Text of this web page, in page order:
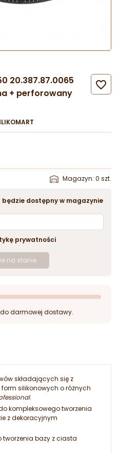
20.387.87.0065
+ perforowany

Magazyn: 0 szt.
dostępny w magazynie
prywatności
na stanie
do darmowej dostawy.
składających się z
silikonowych o różnych
.
kompleksowego tworzenia
z dekoracyjnym
tworzenia bazy z ciasta